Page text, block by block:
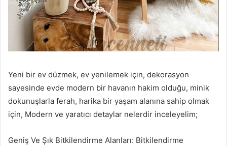
Yeni bir ev düzmek, ev yenilemek için, dekorasyon
sayesinde evde modern bir havanın hakim olduğu, minik
dokunuşlarla ferah, harika bir yaşam alanına sahip olmak
için, Modern ve yaratıcı detaylar nelerdir inceleyelim;
Geniş Ve Şık Bitkilendirme Alanları: Bitkilendirme